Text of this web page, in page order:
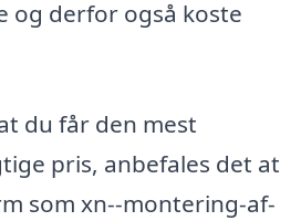
og derfor også koste
du får den mest
pris, anbefales det at
som xn--montering-af-